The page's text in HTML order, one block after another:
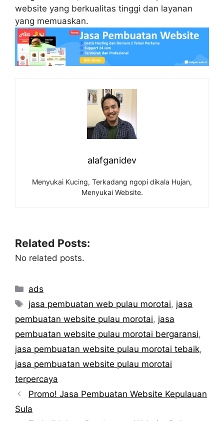
website yang berkualitas tinggi dan layanan
yang memuaskan.
alafganidev
Menyukai Kucing, Terkadang ngopi dikala Hujan,
Menyukai Website.
Related Posts:
No related posts.
Categories
ads
Tags
jasa pembuatan web pulau morotai, jasa
pembuatan website pulau morotai, jasa
pembuatan website pulau morotai bergaransi,
jasa pembuatan website pulau morotai tebaik,
jasa pembuatan website pulau morotai
terpercaya
Promo! Jasa Pembuatan Website Kepulauan
Sula